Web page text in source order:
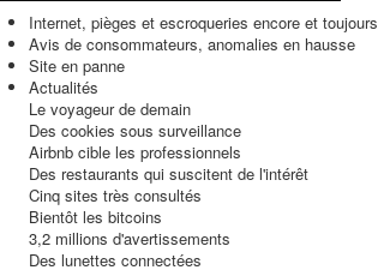
Internet, pièges et escroqueries encore et toujours
Avis de consommateurs, anomalies en hausse
Site en panne
Actualités
Le voyageur de demain
Des cookies sous surveillance
Airbnb cible les professionnels
Des restaurants qui suscitent de l'intérêt
Cinq sites très consultés
Bientôt les bitcoins
3,2 millions d'avertissements
Des lunettes connectées